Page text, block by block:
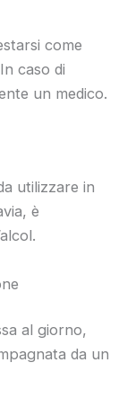
come
caso di
un medico.
utilizzare in
è
al giorno,
da un